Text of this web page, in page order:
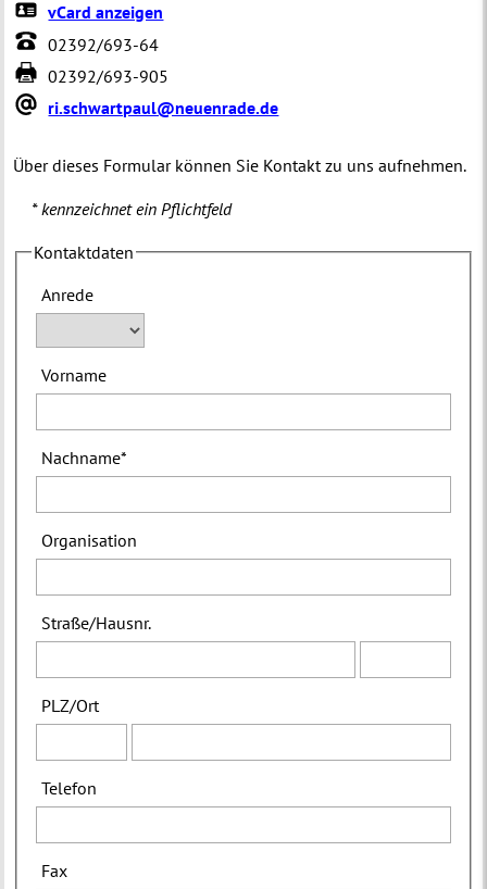
vCard anzeigen
02392/693-64
02392/693-905
ri.schwartpaul@neuenrade.de
Über dieses Formular können Sie Kontakt zu uns aufnehmen.
* kennzeichnet ein Pflichtfeld
Kontaktdaten
Anrede
Vorname
Nachname*
Organisation
Straße/Hausnr.
PLZ/Ort
Telefon
Fax